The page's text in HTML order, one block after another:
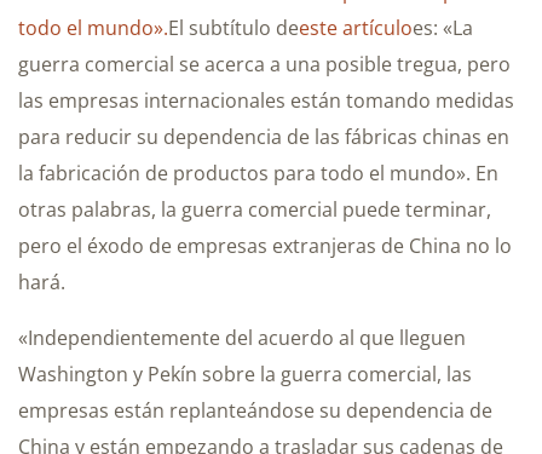
todo el mundo».El subtítulo deeste artículoes: «La
guerra comercial se acerca a una posible tregua, pero
las empresas internacionales están tomando medidas
para reducir su dependencia de las fábricas chinas en
la fabricación de productos para todo el mundo». En
otras palabras, la guerra comercial puede terminar,
pero el éxodo de empresas extranjeras de China no lo
hará.
«Independientemente del acuerdo al que lleguen
Washington y Pekín sobre la guerra comercial, las
empresas están replanteándose su dependencia de
China y están empezando a trasladar sus cadenas de